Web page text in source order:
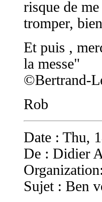
risque de me
tromper,
Et puis ,
la messe"
©Bertrand-
Rob
Date : Thu,
De : Didier
Sujet : Ben